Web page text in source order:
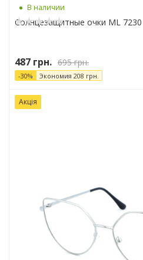
В наличии
Солнцезащитные очки ML 7230
487 грн. 695грн.
-30% Экономия 208 грн.
Акція